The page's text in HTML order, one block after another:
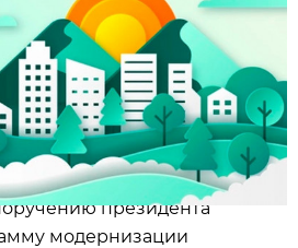
президента
модернизации